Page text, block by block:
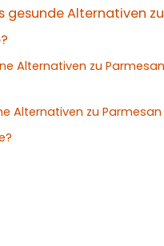
gesunde Alternativen
Alternativen zu
Alternativen zu